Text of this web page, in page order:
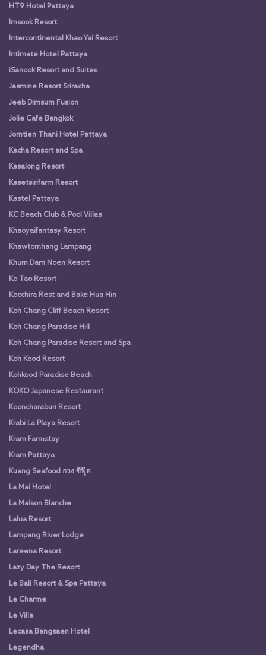
HT9 Hotel Pattaya
Imsook Resort
Intercontinental Khao Yai Resort
Intimate Hotel Pattaya
iSanook Resort and Suites
Jasmine Resort Sriracha
Jeeb Dimsum Fusion
Jolie Cafe Bangkok
Jomtien Thani Hotel Pattaya
Kacha Resort and Spa
Kasalong Resort
Kasetsirifarm Resort
Kastel Pattaya
KC Beach Club & Pool Villas
Khaoyaifantasy Resort
Khawtomhang Lampang
Khum Dam Noen Resort
Ko Tao Resort
Kocchira Rest and Bake Hua Hin
Koh Chang Cliff Beach Resort
Koh Chang Paradise Hill
Koh Chang Paradise Resort and Spa
Koh Kood Resort
Kohkood Paradise Beach
KOKO Japanese Restaurant
Kooncharaburi Resort
Krabi La Playa Resort
Kram Farmstay
Kram Pattaya
Kuang Seafood กวง ซีฟู๊ด
La Mai Hotel
La Maison Blanche
Lalua Resort
Lampang River Lodge
Lareena Resort
Lazy Day The Resort
Le Bali Resort & Spa Pattaya
Le Charme
Le Villa
Lecasa Bangsaen Hotel
Legendha